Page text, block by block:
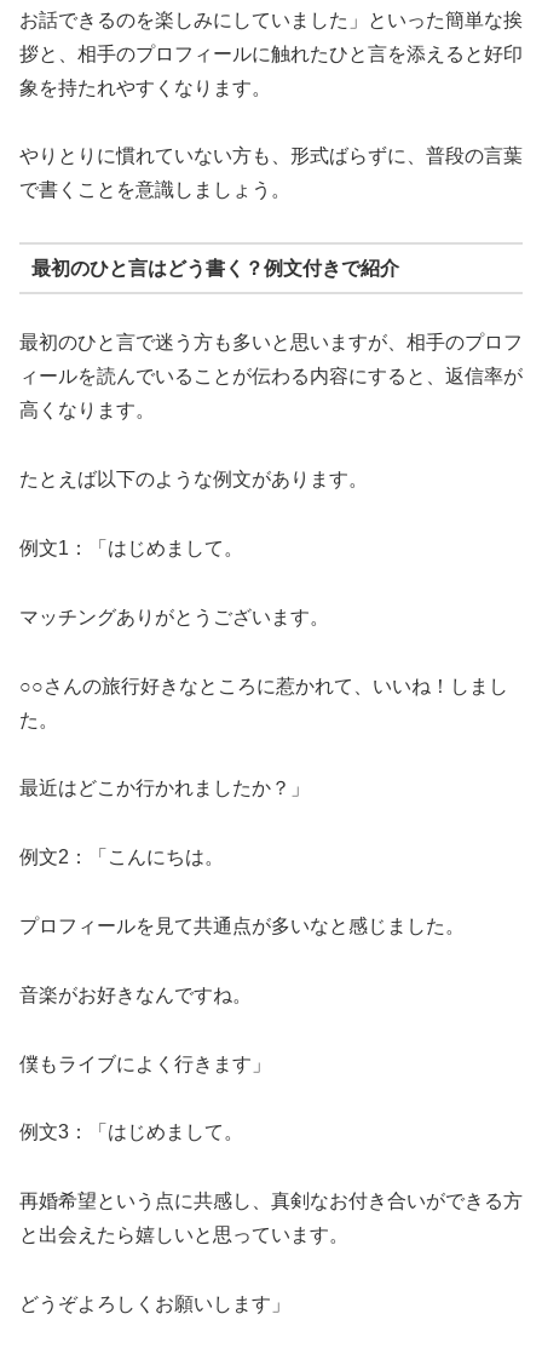
お話できるのを楽しみにしていました」といった簡単な挨
拶と、相手のプロフィールに触れたひと言を添えると好印
象を持たれやすくなります。
やりとりに慣れていない方も、形式ばらずに、普段の言葉
で書くことを意識しましょう。
最初のひと言はどう書く？例文付きで紹介
最初のひと言で迷う方も多いと思いますが、相手のプロフ
ィールを読んでいることが伝わる内容にすると、返信率が
高くなります。
たとえば以下のような例文があります。
例文1：「はじめまして。
マッチングありがとうございます。
○○さんの旅行好きなところに惹かれて、いいね！しまし
た。
最近はどこか行かれましたか？」
例文2：「こんにちは。
プロフィールを見て共通点が多いなと感じました。
音楽がお好きなんですね。
僕もライブによく行きます」
例文3：「はじめまして。
再婚希望という点に共感し、真剣なお付き合いができる方
と出会えたら嬉しいと思っています。
どうぞよろしくお願いします」